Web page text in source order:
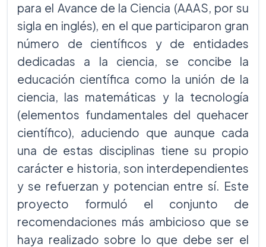
para el Avance de la Ciencia (AAAS, por su
sigla en inglés), en el que participaron gran
número de científicos y de entidades
dedicadas a la ciencia, se concibe la
educación científica como la unión de la
ciencia, las matemáticas y la tecnología
(elementos fundamentales del quehacer
científico), aduciendo que aunque cada
una de estas disciplinas tiene su propio
carácter e historia, son interdependientes
y se refuerzan y potencian entre sí. Este
proyecto formuló el conjunto de
recomendaciones más ambicioso que se
haya realizado sobre lo que debe ser el